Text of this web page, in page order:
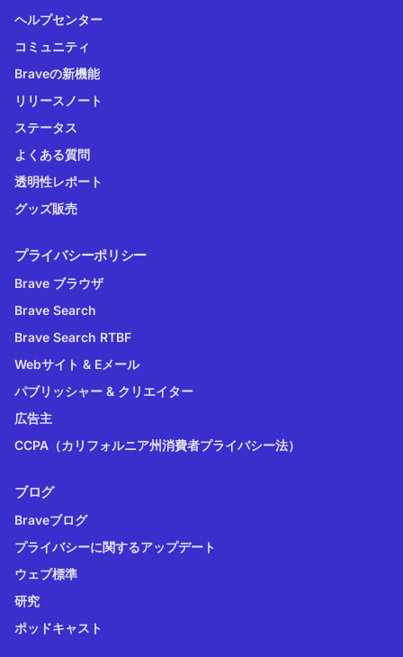
ヘルプセンター
コミュニティ
Braveの新機能
リリースノート
ステータス
よくある質問
透明性レポート
グッズ販売
プライバシーポリシー
Brave ブラウザ
Brave Search
Brave Search RTBF
Webサイト & Eメール
パブリッシャー & クリエイター
広告主
CCPA（カリフォルニア州消費者プライバシー法）
ブログ
Braveブログ
プライバシーに関するアップデート
ウェブ標準
研究
ポッドキャスト